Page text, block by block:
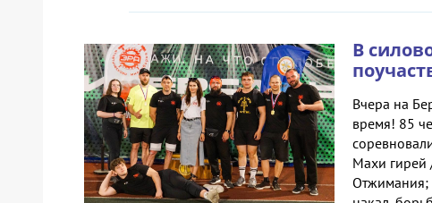
В
Вчера на
время! 85
Махи гирей
Отжимания;